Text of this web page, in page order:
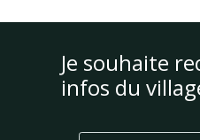
Je souhaite
infos du